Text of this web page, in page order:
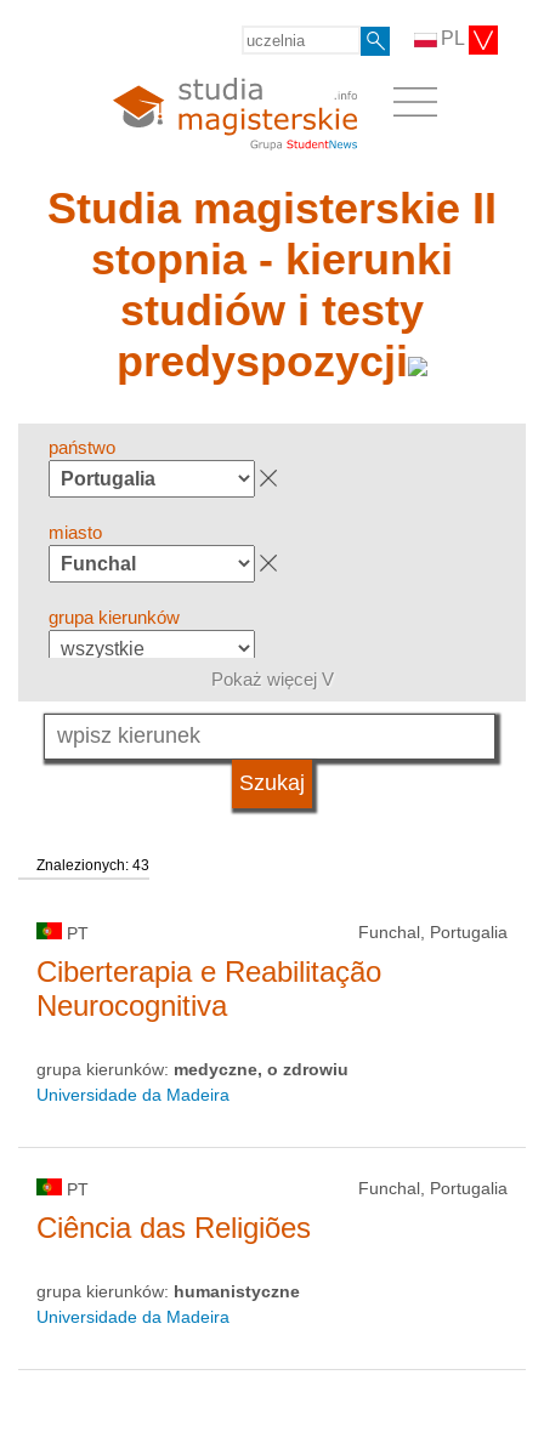
PL
Studia magisterskie II
stopnia - kierunki
studiów i testy
predyspozycji
państwo
miasto
grupa kierunków
język
typ uczelni
status uczelni
Pokaż więcej V
Znalezionych: 43
PT Funchal, Portugalia
Ciberterapia e Reabilitação
Neurocognitiva
grupa kierunków: medyczne, o zdrowiu
Universidade da Madeira
PT Funchal, Portugalia
Ciência das Religiões
grupa kierunków: humanistyczne
Universidade da Madeira